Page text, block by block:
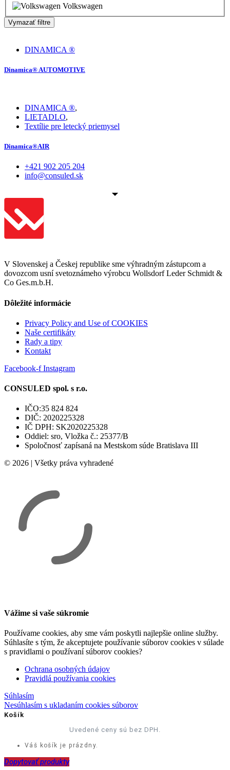
Volkswagen
Vymazať filtre
DINAMICA ®
Dinamica® AUTOMOTIVE
DINAMICA ®,
LIETADLO,
Textílie pre letecký priemysel
Dinamica®AIR
+421 902 205 204
info@consuled.sk
V Slovenskej a Českej republike sme výhradným zástupcom a
dovozcom usní svetoznámeho výrobcu Wollsdorf Leder Schmidt &
Co Ges.m.b.H.
Dôležité informácie
Privacy Policy and Use of COOKIES
Naše certifikáty
Rady a tipy
Kontakt
Facebook-f Instagram
CONSULED spol. s r.o.
IČO:35 824 824
DIČ: 2020225328
IČ DPH: SK2020225328
Oddiel: sro, Vložka č.: 25377/B
Spoločnosť zapísaná na Mestskom súde Bratislava III
© 2026 | Všetky práva vyhradené
Vážime si vaše súkromie
Používame cookies, aby sme vám poskytli najlepšie online služby.
Súhlasíte s tým, že akceptujete používanie súborov cookies v súlade
s pravidlami o používaní súborov cookies?
Ochrana osobných údajov
Pravidlá používania cookies
Súhlasím
Nesúhlasím s ukladaním cookies súborov
Košík
Uvedené ceny sú bez DPH.
Váš košík je prázdny.
Dopytovať produkty